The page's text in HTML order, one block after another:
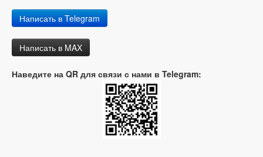
Написать в Telegram
Написать в MAX
Наведите на QR для связи с нами в Telegram: